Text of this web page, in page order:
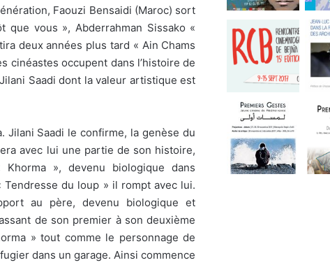
Faouzi Bensaidi (Maroc) sort
que vous », Abderrahman Sissako «
deux années plus tard « Ain Chams
cinéastes occupent dans l’histoire de
Saadi dont la valeur artistique est
Jilani Saadi le confirme, la genèse du
avec lui une partie de son histoire,
», devenu biologique dans
du loup » il rompt avec lui.
au père, devenu biologique et
de son premier à son deuxième
» tout comme le personnage de
dans un garage. Ainsi commence